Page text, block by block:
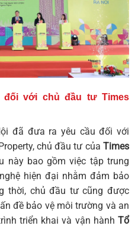
đối với chủ đầu tư Times
đã đưa ra yêu cầu đối với
chủ đầu tư của Times
này bao gồm việc tập trung
hiện đại nhằm đảm bảo
thời, chủ đầu tư cũng được
đề bảo vệ môi trường và an
triển khai và vận hành Tổ